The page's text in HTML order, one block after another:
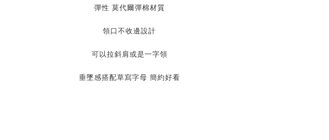
彈性 莫代爾彈棉材質
領口不收邊設計
可以拉斜肩或是一字領
垂墜感搭配草寫字母 簡約好看